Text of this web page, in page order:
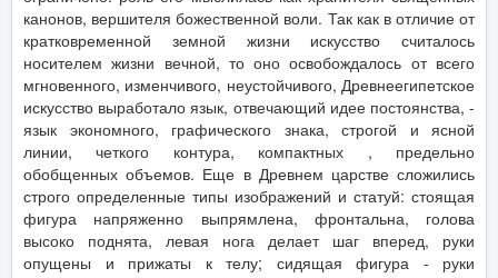
канонов, вершителя божественной воли. Так как в отличие от
кратковременной земной жизни искусство считалось
носителем жизни вечной, то оно освобождалось от всего
мгновенного, изменчивого, неустойчивого, Древнеегипетское
искусство выработало язык, отвечающий идее постоянства, -
язык экономного, графического знака, строгой и ясной
линии, четкого контура, компактных , предельно
обобщенных объемов. Еще в Древнем царстве сложились
строго определенные типы изображений и статуй: стоящая
фигура напряженно выпрямлена, фронтальна, голова
высоко поднята, левая нога делает шаг вперед, руки
опущены и прижаты к телу; сидящая фигура - руки